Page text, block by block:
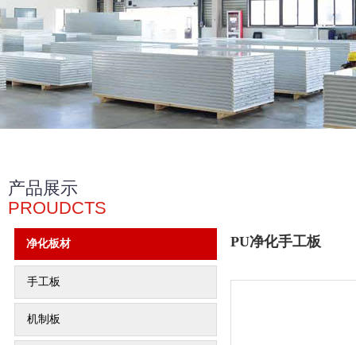
产品展示
PROUDCTS
净化板材
手工板
机制板
PU净化手工板